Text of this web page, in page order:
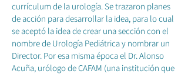
currículum de la urología. Se trazaron planes
de acción para desarrollar la idea, para lo cual
se aceptó la idea de crear una sección con el
nombre de Urología Pediátrica y nombrar un
Director. Por esa misma época el Dr. Alonso
Acuña, urólogo de CAFAM (una institución que